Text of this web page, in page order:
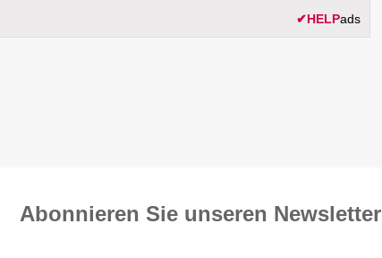
✔HELPads
Abonnieren Sie unseren News­letter